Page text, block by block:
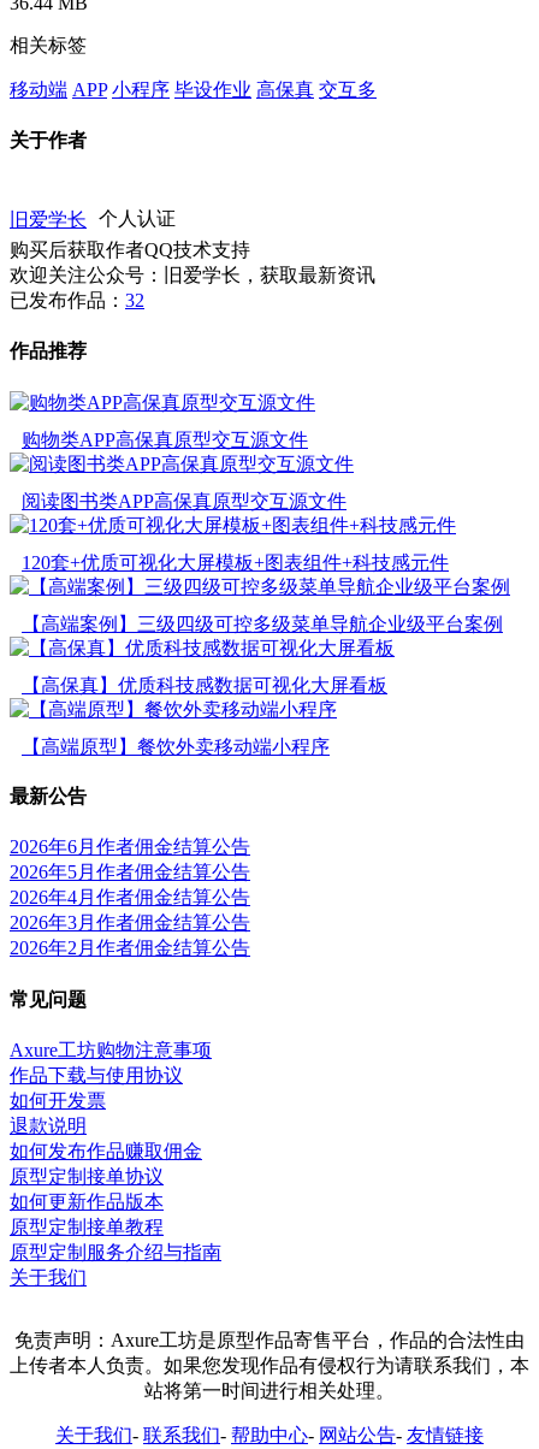
相关标签
移动端 APP 小程序 毕设作业 高保真 交互多
关于作者
旧爱学长
个人认证
购买后获取作者QQ技术支持
欢迎关注公众号：旧爱学长，获取最新资讯
已发布作品： 32
作品推荐
购物类APP高保真原型交互源文件
阅读图书类APP高保真原型交互源文件
120套+优质可视化大屏模板+图表组件+科技感元件
【高端案例】三级四级可控多级菜单导航企业级平台案例
【高保真】优质科技感数据可视化大屏看板
【高端原型】餐饮外卖移动端小程序
最新公告
2026年6月作者佣金结算公告
2026年5月作者佣金结算公告
2026年4月作者佣金结算公告
2026年3月作者佣金结算公告
2026年2月作者佣金结算公告
常见问题
Axure工坊购物注意事项
作品下载与使用协议
如何开发票
退款说明
如何发布作品赚取佣金
原型定制接单协议
如何更新作品版本
原型定制接单教程
原型定制服务介绍与指南
关于我们
免责声明：Axure工坊是原型作品寄售平台，作品的合法性由
上传者本人负责。如果您发现作品有侵权行为请联系我们，本
站将第一时间进行相关处理。
关于我们- 联系我们- 帮助中心- 网站公告- 友情链接